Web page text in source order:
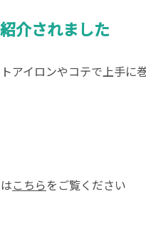
介されました
アイロンやコテで上手に
こちらをご覧ください